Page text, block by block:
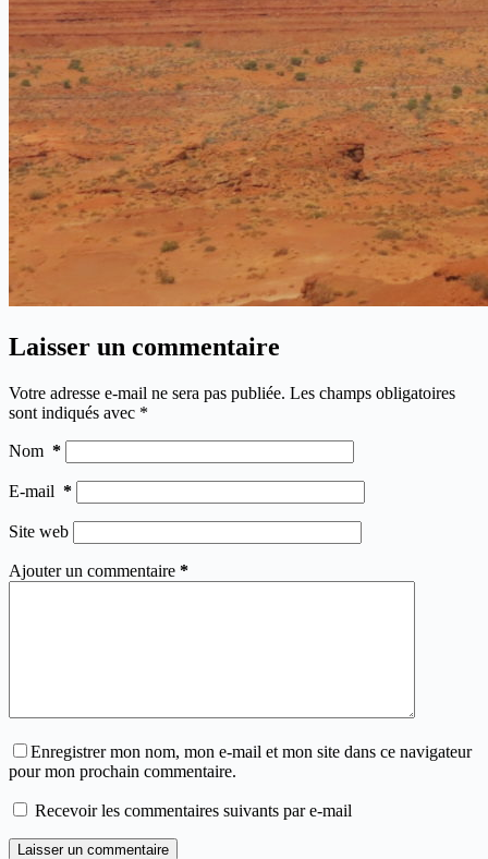
Laisser un commentaire
Votre adresse e-mail ne sera pas publiée. Les champs obligatoires
sont indiqués avec *
Nom *
E-mail *
Site web
Ajouter un commentaire *
Enregistrer mon nom, mon e-mail et mon site dans ce navigateur
pour mon prochain commentaire.
Recevoir les commentaires suivants par e-mail
Laisser un commentaire